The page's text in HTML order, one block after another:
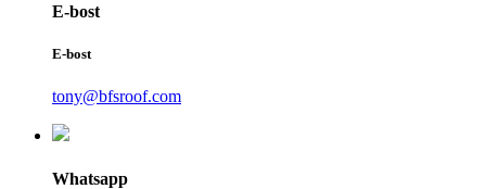
E-bost
E-bost
tony@bfsroof.com
Whatsapp